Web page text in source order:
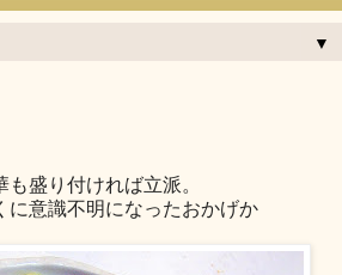
▼
盛り付ければ立派。
に意識不明になったおかげか